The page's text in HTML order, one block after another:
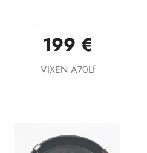
199 €
VIXEN A70Lf